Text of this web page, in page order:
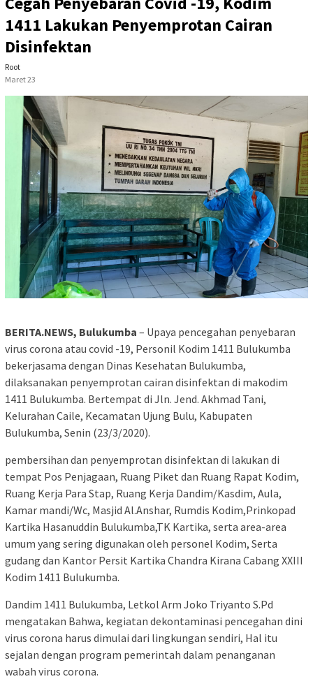
1411 Lakukan Penyemprotan Cairan
Disinfektan
Root
Maret 23
BERITA.NEWS, Bulukumba – Upaya pencegahan penyebaran
virus corona atau covid -19, Personil Kodim 1411 Bulukumba
bekerjasama dengan Dinas Kesehatan Bulukumba,
dilaksanakan penyemprotan cairan disinfektan di makodim
1411 Bulukumba. Bertempat di Jln. Jend. Akhmad Tani,
Kelurahan Caile, Kecamatan Ujung Bulu, Kabupaten
Bulukumba, Senin (23/3/2020).
pembersihan dan penyemprotan disinfektan di lakukan di
tempat Pos Penjagaan, Ruang Piket dan Ruang Rapat Kodim,
Ruang Kerja Para Stap, Ruang Kerja Dandim/Kasdim, Aula,
Kamar mandi/Wc, Masjid Al.Anshar, Rumdis Kodim,Prinkopad
Kartika Hasanuddin Bulukumba,TK Kartika, serta area-area
umum yang sering digunakan oleh personel Kodim, Serta
gudang dan Kantor Persit Kartika Chandra Kirana Cabang XXIII
Kodim 1411 Bulukumba.
Dandim 1411 Bulukumba, Letkol Arm Joko Triyanto S.Pd
mengatakan Bahwa, kegiatan dekontaminasi pencegahan dini
virus corona harus dimulai dari lingkungan sendiri, Hal itu
sejalan dengan program pemerintah dalam penanganan
wabah virus corona.